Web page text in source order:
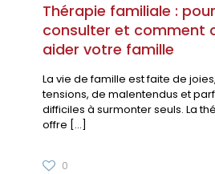
Thérapie familiale :
consulter et comment
aider votre famille
La vie de famille est faite de
tensions, de malentendus et
difficiles à surmonter seuls. La
offre […]
0